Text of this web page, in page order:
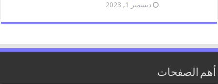
ديسمبر 1, 2023
أهم الصفحات